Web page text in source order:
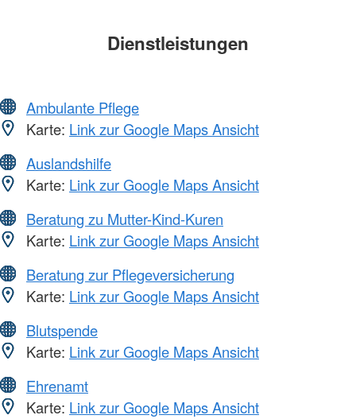
Dienstleistungen
Ambulante Pflege
Karte: Link zur Google Maps Ansicht
Auslandshilfe
Karte: Link zur Google Maps Ansicht
Beratung zu Mutter-Kind-Kuren
Karte: Link zur Google Maps Ansicht
Beratung zur Pflegeversicherung
Karte: Link zur Google Maps Ansicht
Blutspende
Karte: Link zur Google Maps Ansicht
Ehrenamt
Karte: Link zur Google Maps Ansicht